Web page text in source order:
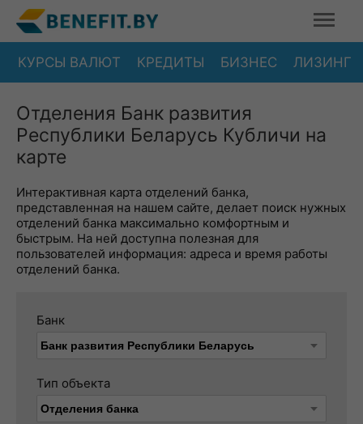
КУРСЫ ВАЛЮТ КРЕДИТЫ БИЗНЕС ЛИЗИНГ
Отделения Банк развития
Республики Беларусь Кубличи на
карте
Интерактивная карта отделений банка,
представленная на нашем сайте, делает поиск нужных
отделений банка максимально комфортным и
быстрым. На ней доступна полезная для
пользователей информация: адреса и время работы
отделений банка.
Банк
Тип объекта